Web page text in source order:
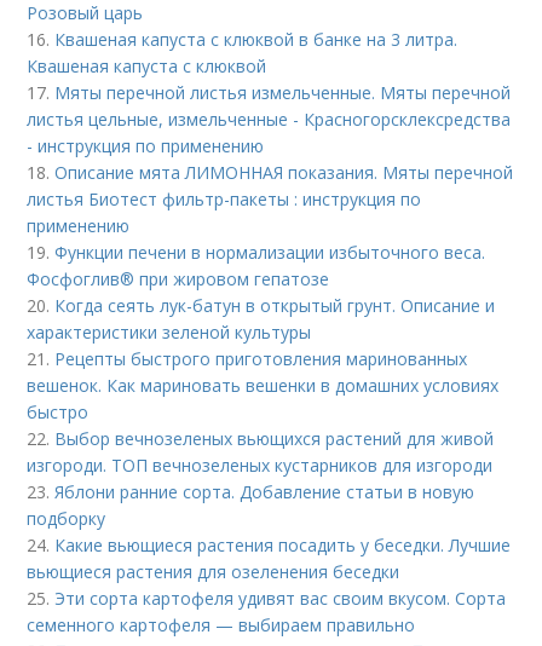
Розовый царь
16. Квашеная капуста с клюквой в банке на 3 литра.
Квашеная капуста с клюквой
17. Мяты перечной листья измельченные. Мяты перечной
листья цельные, измельченные - Красногорсклексредства
- инструкция по применению
18.Описание мята ЛИМОННАЯ показания. Мяты перечной
листья Биотест фильтр-пакеты : инструкция по
применению
19.Функции печени в нормализации избыточного веса.
Фосфоглив® при жировом гепатозе
20. Когда сеять лук-батун в открытый грунт. Описание и
характеристики зеленой культуры
21. Рецепты быстрого приготовления маринованных
вешенок. Как мариновать вешенки в домашних условиях
быстро
22. Выбор вечнозеленых вьющихся растений для живой
изгороди. ТОП вечнозеленых кустарников для изгороди
23.Яблони ранние сорта. Добавление статьи в новую
подборку
24. Какие вьющиеся растения посадить у беседки. Лучшие
вьющиеся растения для озеленения беседки
25. Эти сорта картофеля удивят вас своим вкусом. Сорта
семенного картофеля — выбираем правильно